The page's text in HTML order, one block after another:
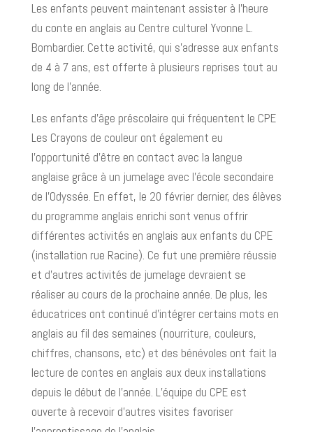
Les enfants peuvent maintenant assister à l’heure
du conte en anglais au Centre culturel Yvonne L.
Bombardier. Cette activité, qui s’adresse aux enfants
de 4 à 7 ans, est offerte à plusieurs reprises tout au
long de l’année.
Les enfants d’âge préscolaire qui fréquentent le CPE
Les Crayons de couleur ont également eu
l’opportunité d’être en contact avec la langue
anglaise grâce à un jumelage avec l’école secondaire
de l’Odyssée. En effet, le 20 février dernier, des élèves
du programme anglais enrichi sont venus offrir
différentes activités en anglais aux enfants du CPE
(installation rue Racine). Ce fut une première réussie
et d’autres activités de jumelage devraient se
réaliser au cours de la prochaine année. De plus, les
éducatrices ont continué d’intégrer certains mots en
anglais au fil des semaines (nourriture, couleurs,
chiffres, chansons, etc) et des bénévoles ont fait la
lecture de contes en anglais aux deux installations
depuis le début de l’année. L’équipe du CPE est
ouverte à recevoir d’autres visites favoriser